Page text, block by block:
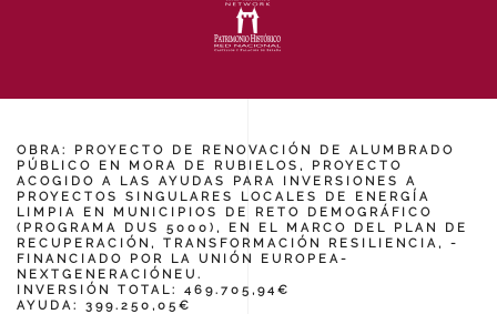
OBRA: PROYECTO DE RENOVACIÓN DE ALUMBRADO
PÚBLICO EN MORA DE RUBIELOS, PROYECTO
ACOGIDO A LAS AYUDAS PARA INVERSIONES A
PROYECTOS SINGULARES LOCALES DE ENERGÍA
LIMPIA EN MUNICIPIOS DE RETO DEMOGRÁFICO
(PROGRAMA DUS 5000), EN EL MARCO DEL PLAN DE
RECUPERACIÓN, TRANSFORMACIÓN RESILIENCIA, -
FINANCIADO POR LA UNIÓN EUROPEA-
NEXTGENERACIÓNEU.
INVERSIÓN TOTAL: 469.705,94€
AYUDA: 399.250,05€